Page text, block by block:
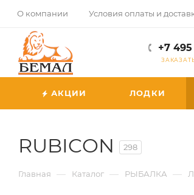
О компании Условия оплаты и
+7
АКЦИИ ЛОДКИ
RUBICON 298
Главная — Каталог — РЫБАЛКА —